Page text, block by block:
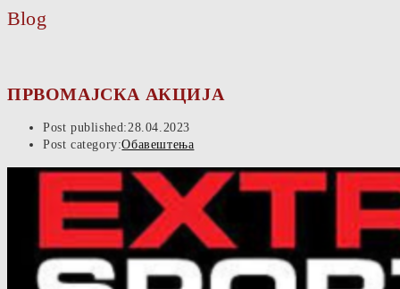
Blog
ПРВОМАЈСКА АКЦИЈА
Post published:28.04.2023
Post category:Обавештења